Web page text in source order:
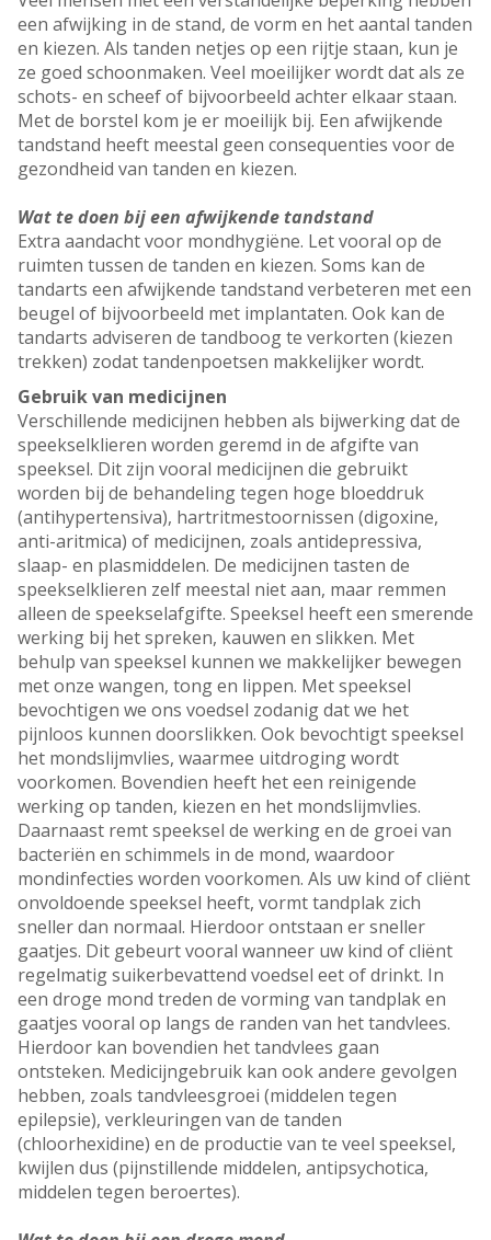
een afwijking in de stand, de vorm en het aantal tanden
en kiezen. Als tanden netjes op een rijtje staan, kun je
ze goed schoonmaken. Veel moeilijker wordt dat als ze
schots- en scheef of bijvoorbeeld achter elkaar staan.
Met de borstel kom je er moeilijk bij. Een afwijkende
tandstand heeft meestal geen consequenties voor de
gezondheid van tanden en kiezen.
Wat te doen bij een afwijkende tandstand
Extra aandacht voor mondhygiëne. Let vooral op de
ruimten tussen de tanden en kiezen. Soms kan de
tandarts een afwijkende tandstand verbeteren met een
beugel of bijvoorbeeld met implantaten. Ook kan de
tandarts adviseren de tandboog te verkorten (kiezen
trekken) zodat tandenpoetsen makkelijker wordt.
Gebruik van medicijnen
Verschillende medicijnen hebben als bijwerking dat de
speekselklieren worden geremd in de afgifte van
speeksel. Dit zijn vooral medicijnen die gebruikt
worden bij de behandeling tegen hoge bloeddruk
(antihypertensiva), hartritmestoornissen (digoxine,
anti-aritmica) of medicijnen, zoals antidepressiva,
slaap- en plasmiddelen. De medicijnen tasten de
speekselklieren zelf meestal niet aan, maar remmen
alleen de speekselafgifte. Speeksel heeft een smerende
werking bij het spreken, kauwen en slikken. Met
behulp van speeksel kunnen we makkelijker bewegen
met onze wangen, tong en lippen. Met speeksel
bevochtigen we ons voedsel zodanig dat we het
pijnloos kunnen doorslikken. Ook bevochtigt speeksel
het mondslijmvlies, waarmee uitdroging wordt
voorkomen. Bovendien heeft het een reinigende
werking op tanden, kiezen en het mondslijmvlies.
Daarnaast remt speeksel de werking en de groei van
bacteriën en schimmels in de mond, waardoor
mondinfecties worden voorkomen. Als uw kind of cliënt
onvoldoende speeksel heeft, vormt tandplak zich
sneller dan normaal. Hierdoor ontstaan er sneller
gaatjes. Dit gebeurt vooral wanneer uw kind of cliënt
regelmatig suikerbevattend voedsel eet of drinkt. In
een droge mond treden de vorming van tandplak en
gaatjes vooral op langs de randen van het tandvlees.
Hierdoor kan bovendien het tandvlees gaan
ontsteken. Medicijngebruik kan ook andere gevolgen
hebben, zoals tandvleesgroei (middelen tegen
epilepsie), verkleuringen van de tanden
(chloorhexidine) en de productie van te veel speeksel,
kwijlen dus (pijnstillende middelen, antipsychotica,
middelen tegen beroertes).